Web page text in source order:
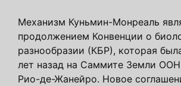
Механизм Куньмин-Монреаль
продолжением Конвенции о
разнообразии (КБР), которая
лет назад на Саммите Земли ООН
Рио-де-Жанейро. Новое